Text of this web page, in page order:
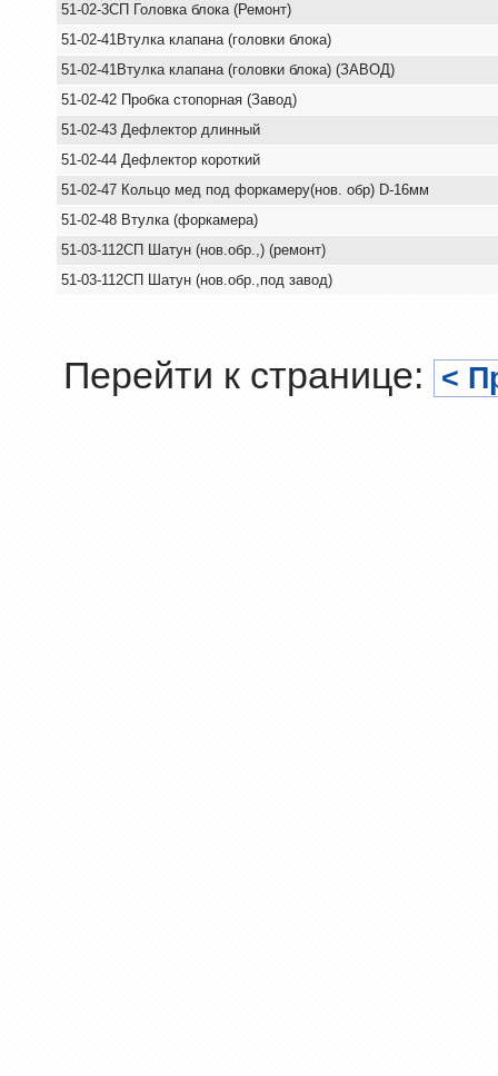
51-02-3СП Головка блока (Ремонт)
51-02-41Втулка клапана (головки блока)
51-02-41Втулка клапана (головки блока) (ЗАВОД)
51-02-42 Пробка стопорная (Завод)
51-02-43 Дефлектор длинный
51-02-44 Дефлектор короткий
51-02-47 Кольцо мед под форкамеру(нов. обр) D-16мм
51-02-48 Втулка (форкамера)
51-03-112СП Шатун (нов.обр.,) (ремонт)
51-03-112СП Шатун (нов.обр.,под завод)
Перейти к странице: <